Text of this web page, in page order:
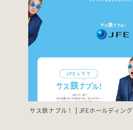
サス鉄ナブル！ | JFEホールディン